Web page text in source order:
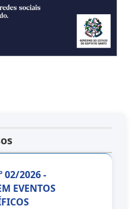
02/2026 -
EVENTOS